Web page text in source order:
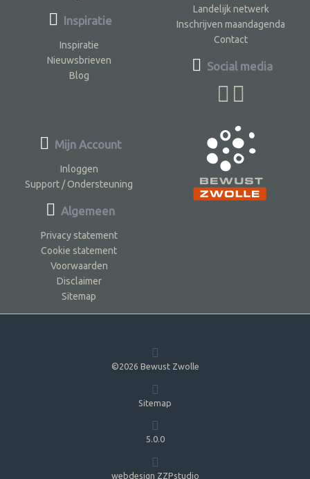
Inspiratie
Inspiratie
Nieuwsbrieven
Blog
Landelijk netwerk
Inschrijven maandagenda
Contact
Social media
Mijn Account
Inloggen
Support / Ondersteuning
Algemeen
Privacy statement
Cookie statement
Voorwaarden
Disclaimer
Sitemap
©2026 Bewust Zwolle
Sitemap
5.0.0
webdesign ZZPstudio